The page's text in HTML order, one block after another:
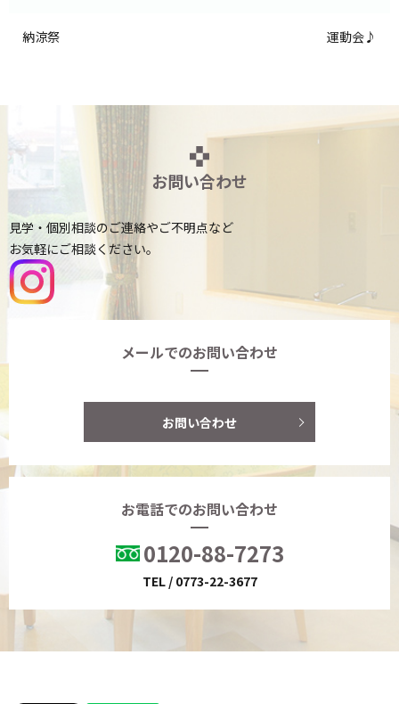
納涼祭 運動会♪
お問い合わせ
見学・個別相談のご連絡やご不明点など
お気軽にご相談ください。
メールでのお問い合わせ
お問い合わせ
お電話でのお問い合わせ
0120-88-7273
TEL / 0773-22-3677